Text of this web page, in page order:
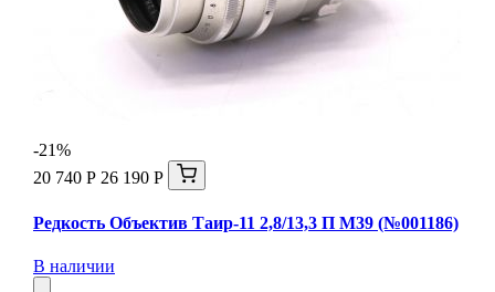
-21%
20 740 Р 26 190 Р
Редкость Объектив Таир-11 2,8/13,3 П М39 (№001186)
В наличии